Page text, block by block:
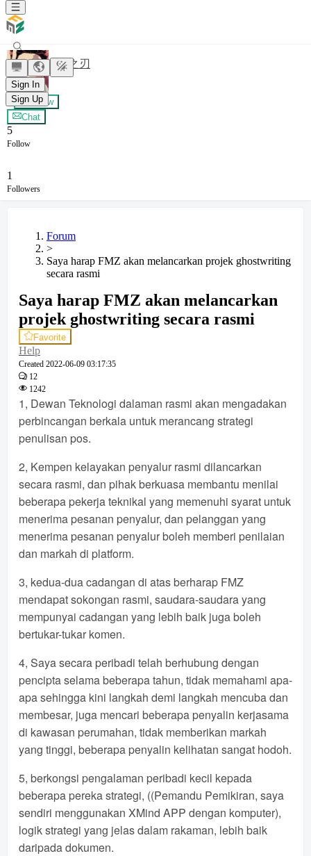
Sign In
Sign Up
鬼灭之刃
+ Follow
Chat
5
Follow
1
Followers
Forum
>
Saya harap FMZ akan melancarkan projek ghostwriting
secara rasmi
Saya harap FMZ akan melancarkan
projek ghostwriting secara rasmi
Favorite
Help
Created 2022-06-09 03:17:35
12
1242
1, Dewan Teknologi dalaman rasmi akan mengadakan
perbincangan berkala untuk merancang strategi
penulisan pos.
2, Kempen kelayakan penyalur rasmi dilancarkan
secara rasmi, dan pihak berkuasa membantu menilai
beberapa pekerja teknikal yang memenuhi syarat untuk
menerima pesanan penyalur, dan pelanggan yang
menerima pesanan penyalur boleh memberi penilaian
dan markah di platform.
3, kedua-dua cadangan di atas berharap FMZ
mendapat sokongan rasmi, saudara-saudara yang
mempunyai cadangan yang lebih baik juga boleh
bertukar-tukar komen.
4, Saya secara peribadi telah berhubung dengan
pencipta selama beberapa tahun, tidak memahami apa-
apa sehingga kini langkah demi langkah mencuba dan
membesar, juga mencari beberapa penyalin kerjasama
di kawasan perumahan, tidak memberikan markah
yang tinggi, beberapa penyalin kelihatan sangat hodoh.
5, berkongsi pengalaman peribadi kecil kepada
beberapa pereka strategi, ((Pemandu Pemikiran, saya
sendiri menggunakan XMind APP dengan komputer),
logik strategi yang jelas dalam rakaman, lebih baik
daripada dokumen.